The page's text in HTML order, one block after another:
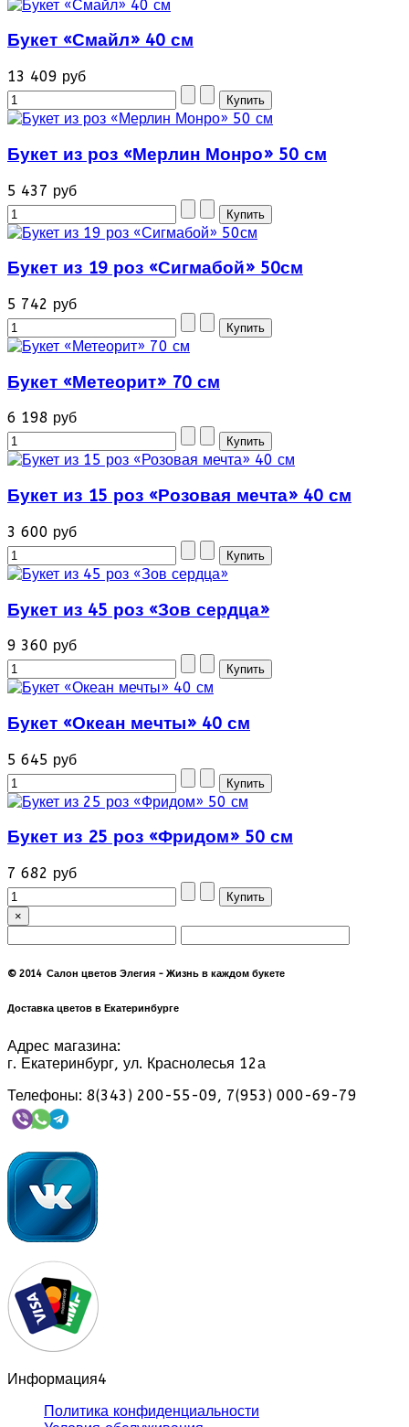
Букет «Смайл» 40 см
13 409 руб
Букет из роз «Мерлин Монро» 50 см
5 437 руб
Букет из 19 роз «Сигмабой» 50см
5 742 руб
Букет «Метеорит» 70 см
6 198 руб
Букет из 15 роз «Розовая мечта» 40 см
3 600 руб
Букет из 45 роз «Зов сердца»
9 360 руб
Букет «Океан мечты» 40 см
5 645 руб
Букет из 25 роз «Фридом» 50 см
7 682 руб
×
© 2014 Салон цветов Элегия - Жизнь в каждом букете
Доставка цветов в Екатеринбурге
Адрес магазина:
г. Екатеринбург, ул. Краснолесья 12а
Телефоны: 8(343) 200-55-09, 7(953) 000-69-79
Информация4
Политика конфиденциальности